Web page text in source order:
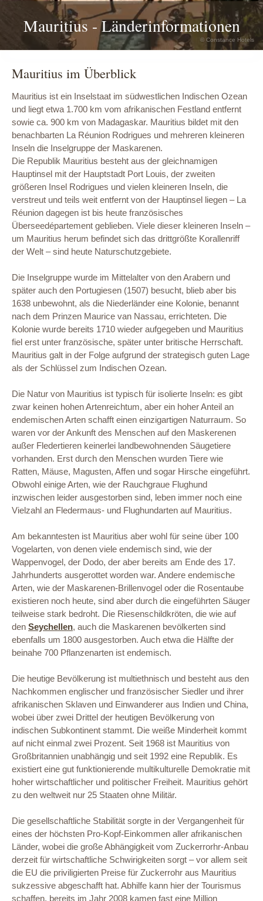
Mauritius - Länderinformationen
© Constance Hotels
© Constance Hotels
Mauritius im Überblick
Mauritius ist ein Inselstaat im südwestlichen Indischen Ozean
und liegt etwa 1.700 km vom afrikanischen Festland entfernt
sowie ca. 900 km von Madagaskar. Mauritius bildet mit den
benachbarten La Réunion Rodrigues und mehreren kleineren
Inseln die Inselgruppe der Maskarenen.
Die Republik Mauritius besteht aus der gleichnamigen
Hauptinsel mit der Hauptstadt Port Louis, der zweiten
größeren Insel Rodrigues und vielen kleineren Inseln, die
verstreut und teils weit entfernt von der Hauptinsel liegen – La
Réunion dagegen ist bis heute französisches
Überseedépartement geblieben. Viele dieser kleineren Inseln –
um Mauritius herum befindet sich das drittgrößte Korallenriff
der Welt – sind heute Naturschutzgebiete.
Die Inselgruppe wurde im Mittelalter von den Arabern und
später auch den Portugiesen (1507) besucht, blieb aber bis
1638 unbewohnt, als die Niederländer eine Kolonie, benannt
nach dem Prinzen Maurice van Nassau, errichteten. Die
Kolonie wurde bereits 1710 wieder aufgegeben und Mauritius
fiel erst unter französische, später unter britische Herrschaft.
Mauritius galt in der Folge aufgrund der strategisch guten Lage
als der Schlüssel zum Indischen Ozean.
Die Natur von Mauritius ist typisch für isolierte Inseln: es gibt
zwar keinen hohen Artenreichtum, aber ein hoher Anteil an
endemischen Arten schafft einen einzigartigen Naturraum. So
waren vor der Ankunft des Menschen auf den Maskerenen
außer Fledertieren keinerlei landbewohnenden Säugetiere
vorhanden. Erst durch den Menschen wurden Tiere wie
Ratten, Mäuse, Magusten, Affen und sogar Hirsche eingeführt.
Obwohl einige Arten, wie der Rauchgraue Flughund
inzwischen leider ausgestorben sind, leben immer noch eine
Vielzahl an Fledermaus- und Flughundarten auf Mauritius.
Am bekanntesten ist Mauritius aber wohl für seine über 100
Vogelarten, von denen viele endemisch sind, wie der
Wappenvogel, der Dodo, der aber bereits am Ende des 17.
Jahrhunderts ausgerottet worden war. Andere endemische
Arten, wie der Maskarenen-Brillenvogel oder die Rosentaube
existieren noch heute, sind aber durch die eingeführten Säuger
teilweise stark bedroht. Die Riesenschildkröten, die wie auf
den Seychellen, auch die Maskarenen bevölkerten sind
ebenfalls um 1800 ausgestorben. Auch etwa die Hälfte der
beinahe 700 Pflanzenarten ist endemisch.
Die heutige Bevölkerung ist multiethnisch und besteht aus den
Nachkommen englischer und französischer Siedler und ihrer
afrikanischen Sklaven und Einwanderer aus Indien und China,
wobei über zwei Drittel der heutigen Bevölkerung von
indischen Subkontinent stammt. Die weiße Minderheit kommt
auf nicht einmal zwei Prozent. Seit 1968 ist Mauritius von
Großbritannien unabhängig und seit 1992 eine Republik. Es
existiert eine gut funktionierende multikulturelle Demokratie mit
hoher wirtschaftlicher und politischer Freiheit. Mauritius gehört
zu den weltweit nur 25 Staaten ohne Militär.
Die gesellschaftliche Stabilität sorgte in der Vergangenheit für
eines der höchsten Pro-Kopf-Einkommen aller afrikanischen
Länder, wobei die große Abhängigkeit vom Zuckerrorhr-Anbau
derzeit für wirtschaftliche Schwirigkeiten sorgt – vor allem seit
die EU die priviligierten Preise für Zuckerrohr aus Mauritius
sukzessive abgeschafft hat. Abhilfe kann hier der Tourismus
schaffen, bereits im Jahr 2008 kamen fast eine Million